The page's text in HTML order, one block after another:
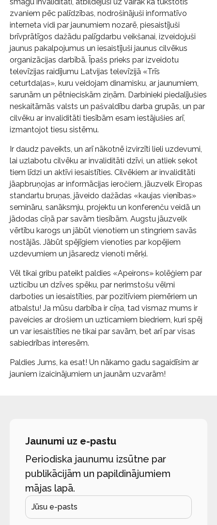
zvaniem pēc palīdzības, nodrošinājuši informatīvo
interneta vidi par jaunumiem nozarē, piesaistījuši
brīvprātīgos dažādu palīgdarbu veikšanai, izveidojuši
jaunus pakalpojumus un iesaistījuši jaunus cilvēkus
organizācijas darbībā. Īpašs prieks par izveidotu
televīzijas raidījumu Latvijas televīzijā «Trīs
ceturtdaļas», kuru veidojam dinamisku, ar jaunumiem,
sarunām un pētnieciskām ziņām. Darbinieki piedalījušies
neskaitāmās valsts un pašvaldību darba grupās, un par
cilvēku ar invaliditāti tiesībām esam iestājušies arī,
izmantojot tiesu sistēmu.
Ir daudz paveikts, un arī nākotnē izvirzīti lieli uzdevumi,
lai uzlabotu cilvēku ar invaliditāti dzīvi, un atliek sekot
tiem līdzi un aktīvi iesaistīties. Cilvēkiem ar invaliditāti
jāapbruņojas ar informācijas ieročiem, jāuzvelk Eiropas
standartu bruņas, jāveido dažādas «kaujas vienības»
semināru, sanāksmju, projektu un konferenču veidā un
jādodas cīņā par savām tiesībām. Augstu jāuzvelk
vērtību karogs un jābūt vienotiem un stingriem savās
nostājās. Jābūt spējīgiem vienoties par kopējiem
uzdevumiem un jāsaredz vienoti mērķi.
Vēl tikai gribu pateikt paldies «Apeirons» kolēģiem par
uzticību un dzīves spēku, par nerimstošu vēlmi
darboties un iesaistīties, par pozitīviem piemēriem un
atbalstu! Ja mūsu darbība ir cīņa, tad vismaz mums ir
paveicies ar drošiem un uzticamiem biedriem, kuri spēj
un var iesaistīties ne tikai par savām, bet arī par visas
sabiedrības interesēm.
Paldies Jums, ka esat! Un nākamo gadu sagaidīsim ar
jauniem izaicinājumiem un jaunām uzvarām!
Jaunumi uz e-pastu
Periodiska jaunumu izsūtne par
publikācijām un papildinājumiem
mājas lapā.